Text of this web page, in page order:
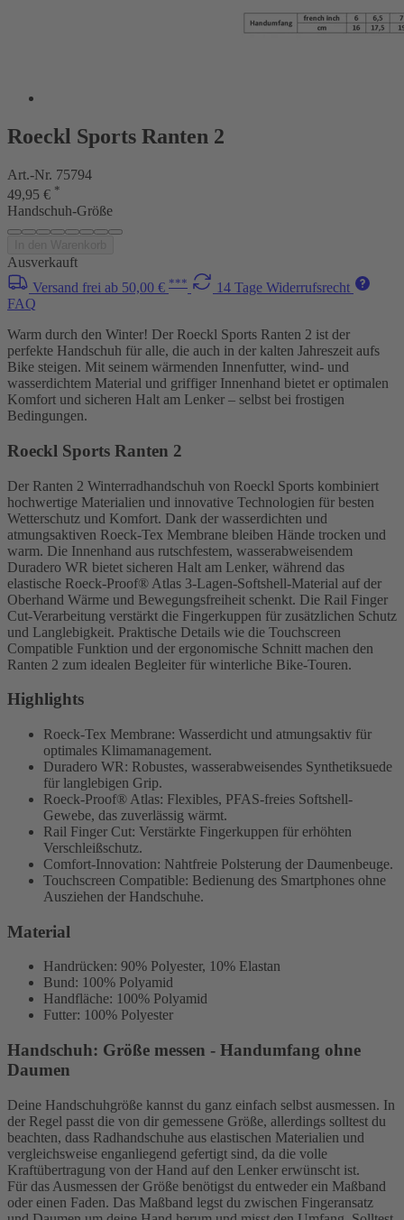
Roeckl Sports Ranten 2
Art.-Nr. 75794
49,95 € *
Handschuh-Größe
Ausverkauft
Versand frei ab 50,00 € ***
14 Tage Widerrufsrecht
FAQ
Warm durch den Winter! Der Roeckl Sports Ranten 2 ist der
perfekte Handschuh für alle, die auch in der kalten Jahreszeit aufs
Bike steigen. Mit seinem wärmenden Innenfutter, wind- und
wasserdichtem Material und griffiger Innenhand bietet er optimalen
Komfort und sicheren Halt am Lenker – selbst bei frostigen
Bedingungen.
Roeckl Sports Ranten 2
Der Ranten 2 Winterradhandschuh von Roeckl Sports kombiniert
hochwertige Materialien und innovative Technologien für besten
Wetterschutz und Komfort. Dank der wasserdichten und
atmungsaktiven Roeck-Tex Membrane bleiben Hände trocken und
warm. Die Innenhand aus rutschfestem, wasserabweisendem
Duradero WR bietet sicheren Halt am Lenker, während das
elastische Roeck-Proof® Atlas 3-Lagen-Softshell-Material auf der
Oberhand Wärme und Bewegungsfreiheit schenkt. Die Rail Finger
Cut-Verarbeitung verstärkt die Fingerkuppen für zusätzlichen Schutz
und Langlebigkeit. Praktische Details wie die Touchscreen
Compatible Funktion und der ergonomische Schnitt machen den
Ranten 2 zum idealen Begleiter für winterliche Bike-Touren.
Highlights
Roeck-Tex Membrane: Wasserdicht und atmungsaktiv für
optimales Klimamanagement.
Duradero WR: Robustes, wasserabweisendes Synthetiksuede
für langlebigen Grip.
Roeck-Proof® Atlas: Flexibles, PFAS-freies Softshell-
Gewebe, das zuverlässig wärmt.
Rail Finger Cut: Verstärkte Fingerkuppen für erhöhten
Verschleißschutz.
Comfort-Innovation: Nahtfreie Polsterung der Daumenbeuge.
Touchscreen Compatible: Bedienung des Smartphones ohne
Ausziehen der Handschuhe.
Material
Handrücken: 90% Polyester, 10% Elastan
Bund: 100% Polyamid
Handfläche: 100% Polyamid
Futter: 100% Polyester
Handschuh: Größe messen - Handumfang ohne
Daumen
Deine Handschuhgröße kannst du ganz einfach selbst ausmessen. In
der Regel passt die von dir gemessene Größe, allerdings solltest du
beachten, dass Radhandschuhe aus elastischen Materialien und
vergleichsweise enganliegend gefertigt sind, da die volle
Kraftübertragung von der Hand auf den Lenker erwünscht ist.
Für das Ausmessen der Größe benötigst du entweder ein Maßband
oder einen Faden. Das Maßband legst du zwischen Fingeransatz